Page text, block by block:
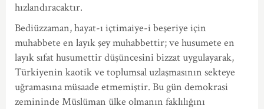
hızlandıracaktır.
Bediüzzaman, hayat-ı içtimaiye-i beşeriye için
muhabbete en layık şey muhabbettir; ve husumete en
layık sıfat husumettir düşüncesini bizzat uygulayarak,
Türkiyenin kaotik ve toplumsal uzlaşmasının sekteye
uğramasına müsaade etmemiştir. Bu gün demokrasi
zemininde Müslüman ülke olmanın faklılığını